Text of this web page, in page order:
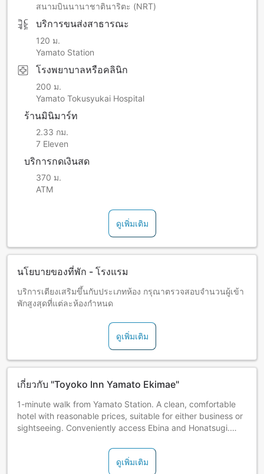
สนามบินนานาชาตินาริตะ (NRT)
บริการขนส่งสาธารณะ
120 ม.
Yamato Station
โรงพยาบาลหรือคลินิก
200 ม.
Yamato Tokusyukai Hospital
ร้านมินิมาร์ท
2.33 กม.
7 Eleven
บริการกดเงินสด
370 ม.
ATM
ดูเพิ่มเติม
นโยบายของที่พัก - โรงแรม
บริการเตียงเสริมขึ้นกับประเภทห้อง กรุณาตรวจสอบจำนวนผู้เข้า
พักสูงสุดที่แต่ละห้องกำหนด
ดูเพิ่มเติม
เกี่ยวกับ "Toyoko Inn Yamato Ekimae"
1-minute walk from Yamato Station. A clean, comfortable
hotel with reasonable prices, suitable for either business or
sightseeing. Conveniently access Ebina and Honatsugi.
Relax and take a bath in our large bathtubs.
Complimentary breakfast included. Check-in is available
ดูเพิ่มเติม